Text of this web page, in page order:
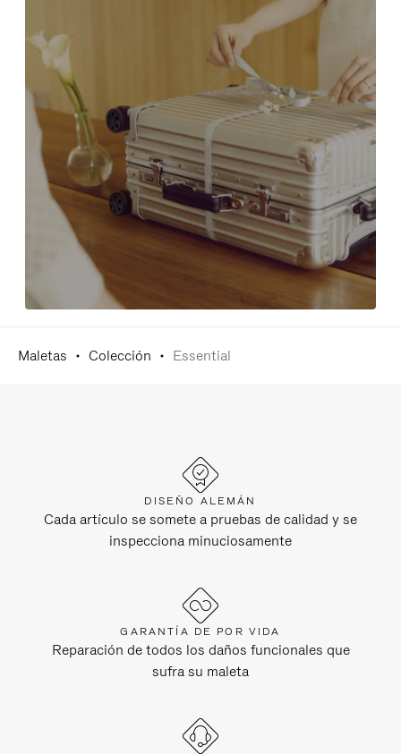
Maletas Colección Essential
DISEÑO ALEMÁN
Cada artículo se somete a pruebas de calidad y se
inspecciona minuciosamente
GARANTÍA DE POR VIDA
Reparación de todos los daños funcionales que
sufra su maleta